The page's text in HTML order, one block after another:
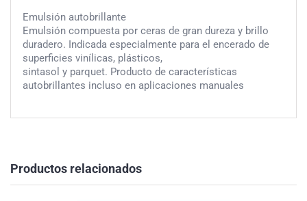
Emulsión autobrillante
Emulsión compuesta por ceras de gran dureza y brillo
duradero. Indicada especialmente para el encerado de
superficies vinílicas, plásticos,
sintasol y parquet. Producto de características
autobrillantes incluso en aplicaciones manuales
Productos relacionados